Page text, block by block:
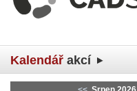
Kalendář akcí